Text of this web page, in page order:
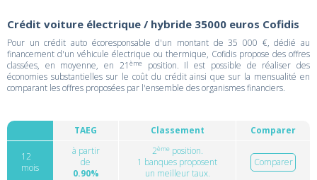
Crédit voiture électrique / hybride 35000 euros Cofidis
Pour un crédit auto écoresponsable d'un montant de 35 000 €, dédié au
financement d'un véhicule électrique ou thermique, Cofidis propose des offres
classées, en moyenne, en 21 èmeposition. Il est possible de réaliser des
économies substantielles sur le coût du crédit ainsi que sur la mensualité en
comparant les offres proposées par l'ensemble des organismes financiers.
TAEG Classement Comparer
12
mois
à partir
de
0.90%
2èmeposition.
1 banques proposent
un meilleur taux.
Comparer